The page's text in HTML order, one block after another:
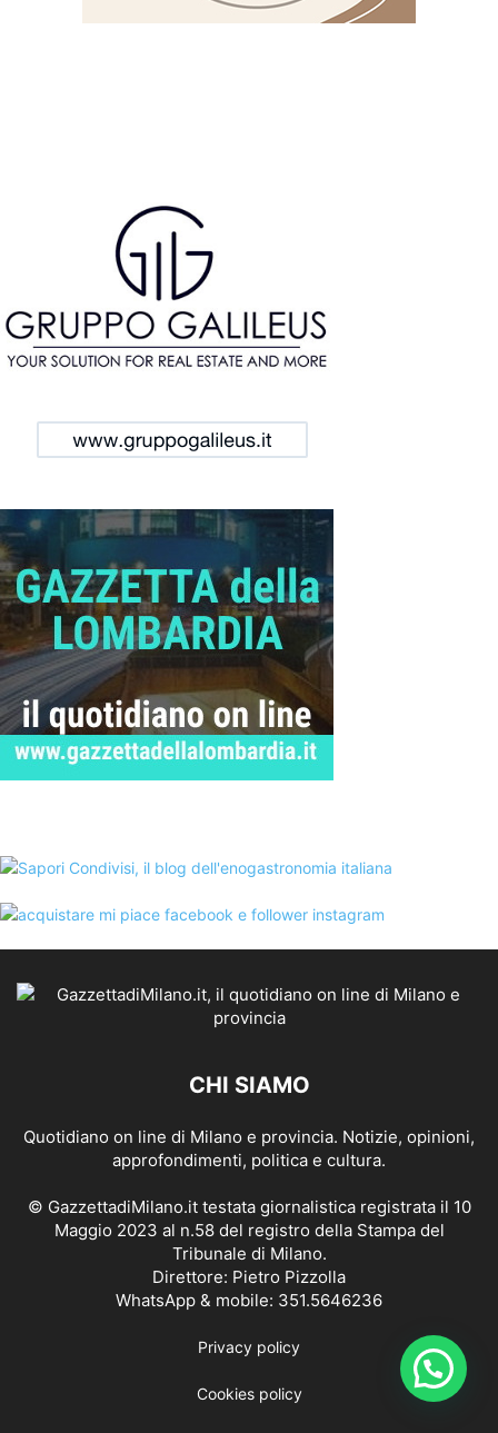
CHI SIAMO
Quotidiano on line di Milano e provincia. Notizie, opinioni,
approfondimenti, politica e cultura.
© GazzettadiMilano.it testata giornalistica registrata il 10
Maggio 2023 al n.58 del registro della Stampa del
Tribunale di Milano.
Direttore: Pietro Pizzolla
WhatsApp & mobile: 351.5646236
Privacy policy
Cookies policy